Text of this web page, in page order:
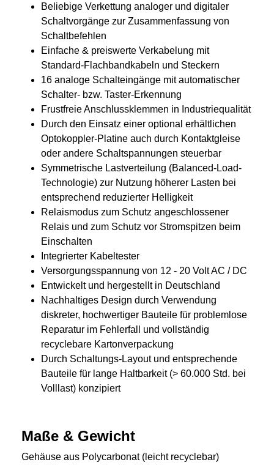
Beliebige Verkettung analoger und digitaler
Schaltvorgänge zur Zusammenfassung von
Schaltbefehlen
Einfache & preiswerte Verkabelung mit
Standard-Flachbandkabeln und Steckern
16 analoge Schalteingänge mit automatischer
Schalter- bzw. Taster-Erkennung
Frustfreie Anschlussklemmen in Industriequalität
Durch den Einsatz einer optional erhältlichen
Optokoppler-Platine auch durch Kontaktgleise
oder andere Schaltspannungen steuerbar
Symmetrische Lastverteilung (Balanced-Load-
Technologie) zur Nutzung höherer Lasten bei
entsprechend reduzierter Helligkeit
Relaismodus zum Schutz angeschlossener
Relais und zum Schutz vor Stromspitzen beim
Einschalten
Integrierter Kabeltester
Versorgungsspannung von 12 - 20 Volt AC / DC
Entwickelt und hergestellt in Deutschland
Nachhaltiges Design durch Verwendung
diskreter, hochwertiger Bauteile für problemlose
Reparatur im Fehlerfall und vollständig
recyclebare Kartonverpackung
Durch Schaltungs-Layout und entsprechende
Bauteile für lange Haltbarkeit (> 60.000 Std. bei
Volllast) konzipiert
Maße & Gewicht
Gehäuse aus Polycarbonat (leicht recyclebar)